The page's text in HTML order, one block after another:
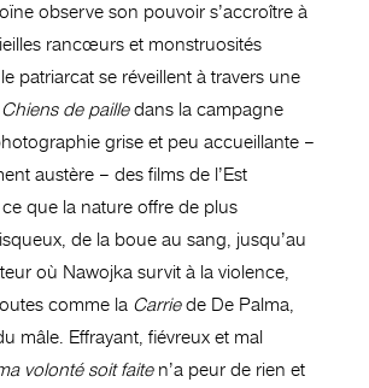
observe son pouvoir s’accroître à
rancœurs et monstruosités
patriarcat se réveillent à travers une
Chiens de pailledans la campagne
grise et peu accueillante –
austère – des films de l’Est
que la nature offre de plus
de la boue au sang, jusqu’au
où Nawojka survit à la violence,
comme la Carriede De Palma,
mâle. Effrayant, fiévreux et mal
volonté soit faite n’a peur de rien et